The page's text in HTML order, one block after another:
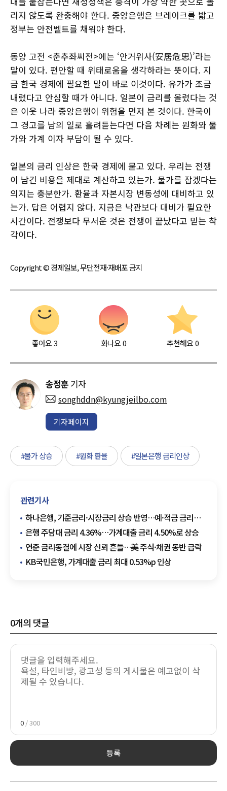
리지 않도록 완충해야 한다. 중앙은행은 브레이크를 밟고
정부는 안전벨트를 채워야 한다.
동양 고전 <춘추좌씨전>에는 ‘안거위사(安居危思)’라는
말이 있다. 편안할 때 위태로움을 생각하라는 뜻이다. 지
금 한국 경제에 필요한 말이 바로 이것이다. 유가가 조금
내렸다고 안심할 때가 아니다. 일본이 금리를 올렸다는 것
은 이웃 나라 중앙은행이 위험을 먼저 본 것이다. 한국이
그 경고를 남의 일로 흘려듣는다면 다음 차례는 원화와 물
가와 가계 이자 부담이 될 수 있다.
일본의 금리 인상은 한국 경제에 묻고 있다. 우리는 전쟁
이 남긴 비용을 제대로 계산하고 있는가. 물가를 잡겠다는
의지는 충분한가. 환율과 자본시장 변동성에 대비하고 있
는가. 답은 어렵지 않다. 지금은 낙관보다 대비가 필요한
시간이다. 전쟁보다 무서운 것은 전쟁이 끝났다고 믿는 착
각이다.
Copyright © 경제일보, 무단전재·재배포 금지
좋아요3 화나요0 추천해요 0
송정훈 기자
songhddn@kyungjeilbo.com
기자페이지
#물가 상승 #원화 환율 #일본은행 금리인상
관련기사
하나은행, 기준금리·시장금리 상승 반영…예·적금 금리
올린다
은행 주담대 금리 4.36%…가계대출 금리 4.50%로 상승
연준 금리동결에 시장 신뢰 흔들…美 주식·채권 동반 급락
KB국민은행, 가계대출 금리 최대 0.53%p 인상
0개의 댓글
0 / 300
등록